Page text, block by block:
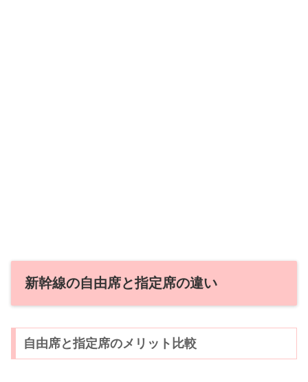
新幹線の自由席と指定席の違い
自由席と指定席のメリット比較